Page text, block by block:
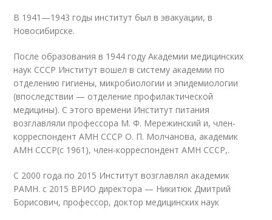
В 1941—1943 годы институт был в эвакуации, в
Новосибирске.
После образования в 1944 году Академии медицинских
наук СССР Институт вошел в систему академии по
отделению гигиены, микробиологии и эпидемиологии
(впоследствии — отделение профилактической
медицины). С этого времени Институт питания
возглавляли профессора М. Ф. Мережинский и, член-
корреспондент АМН СССР О. П. Молчанова, академик
АМН СССР(с 1961), член-корреспондент АМН СССР,.
С 2000 года по 2015 Институт возглавлял академик
РАМН. с 2015 ВРИО директора — Никитюк Дмитрий
Борисович, профессор, доктор медицинских наук